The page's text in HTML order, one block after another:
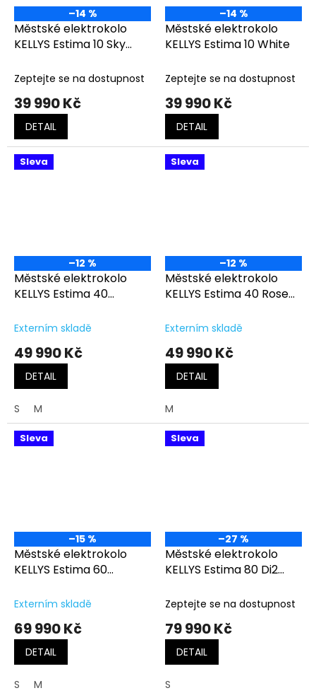
–14 %
Městské elektrokolo
KELLYS Estima 10 Sky
Zeptejte se na dostupnost
39 990 Kč
DETAIL
–14 %
Městské elektrokolo
KELLYS Estima 10 White
Zeptejte se na dostupnost
39 990 Kč
DETAIL
Sleva
–12 %
Městské elektrokolo
KELLYS Estima 40
Externím skladě
49 990 Kč
DETAIL
S M
Sleva
–12 %
Městské elektrokolo
KELLYS Estima 40 Rose
Externím skladě
49 990 Kč
DETAIL
M
Sleva
–15 %
Městské elektrokolo
KELLYS Estima 60
Externím skladě
69 990 Kč
DETAIL
S M
Sleva
–27 %
Městské elektrokolo
KELLYS Estima 80 Di2
Zeptejte se na dostupnost
79 990 Kč
DETAIL
S